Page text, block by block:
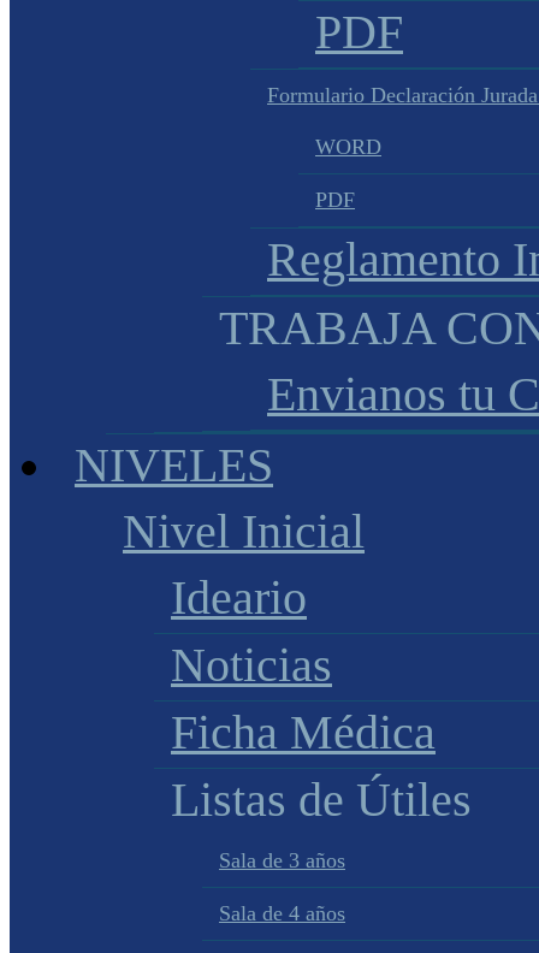
PDF
Formulario Declaración
WORD
PDF
Reglamento
TRABAJA
Envianos tu
NIVELES
Nivel Inicial
Ideario
Noticias
Ficha Médica
Listas de Útiles
Sala de 3 años
Sala de 4 años